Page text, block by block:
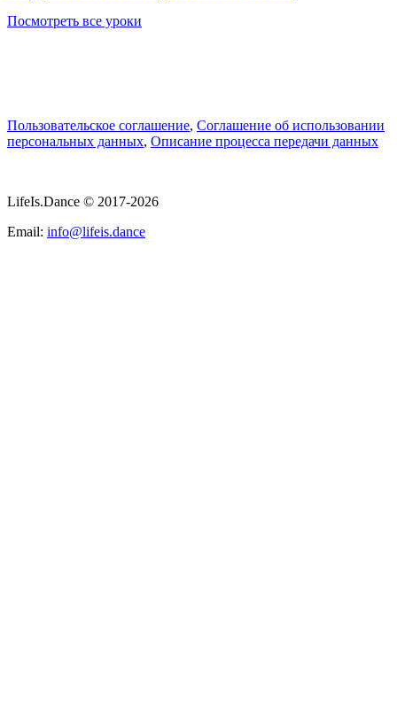
Посмотреть все уроки
Пользовательское соглашение, Соглашение об использовании
персональных данных, Описание процесса передачи данных
LifeIs.Dance © 2017-2026
Email: info@lifeis.dance